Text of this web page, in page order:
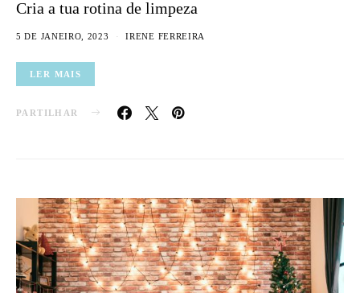
Cria a tua rotina de limpeza
5 DE JANEIRO, 2023 IRENE FERREIRA
LER MAIS
PARTILHAR